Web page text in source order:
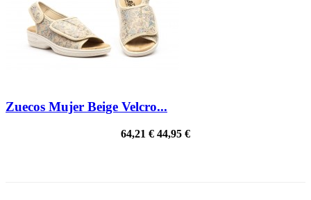
Zuecos Mujer Beige Velcro...
64,21 € 44,95 €